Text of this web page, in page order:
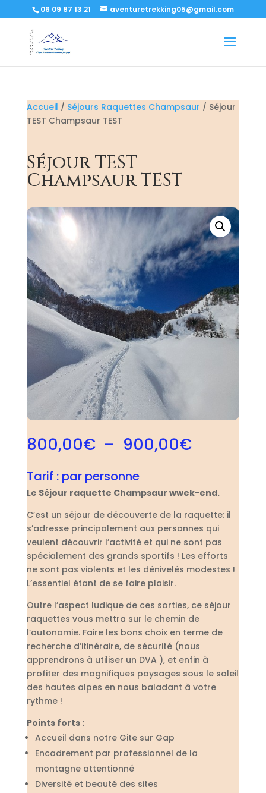
06 09 87 13 21 aventuretrekking05@gmail.com
Accueil / Séjours Raquettes Champsaur / Séjour
TEST Champsaur TEST
Séjour TEST
Champsaur TEST
800,00€ – 900,00€Plage
800,00€
à
900,00€
Tarif : par personne
Le Séjour raquette Champsaur wwek-end.
C’est un séjour de découverte de la raquette: il
s’adresse principalement aux personnes qui
veulent découvrir l’activité et qui ne sont pas
spécialement des grands sportifs ! Les efforts
ne sont pas violents et les dénivelés modestes !
L’essentiel étant de se faire plaisir.
Outre l’aspect ludique de ces sorties, ce séjour
raquettes vous mettra sur le chemin de
l’autonomie. Faire les bons choix en terme de
recherche d’itinéraire, de sécurité (nous
apprendrons à utiliser un DVA ), et enfin à
profiter des magnifiques paysages sous le soleil
des hautes alpes en nous baladant à votre
rythme !
Points forts :
Accueil dans notre Gite sur Gap
Encadrement par professionnel de la
montagne attentionné
Diversité et beauté des sites